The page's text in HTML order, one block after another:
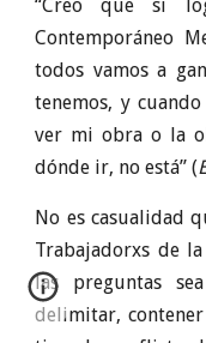
“Creo que si
Contemporáneo
todos vamos a
tenemos, y
ver mi obra o la
dónde ir, no está” (
No es casualidad
Trabajadorxs de
las preguntas
delimitar,